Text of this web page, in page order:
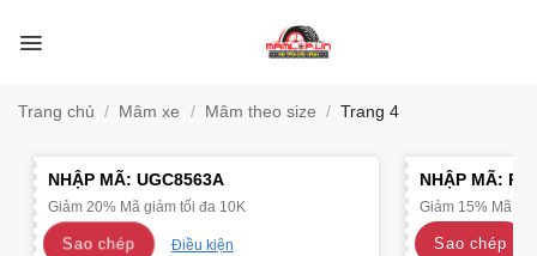
qua
Trang chủ / Mâm xe / Mâm theo size / Trang 4
NHẬP MÃ: UGC8563A
Giảm 20% Mã giảm tối đa 10K
Sao chép Điều kiện
NHẬP MÃ:
Giảm 15% Mã
Sao chép